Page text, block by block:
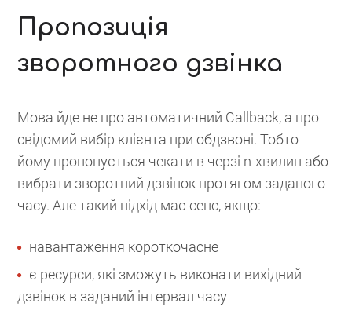
Пропозиція
зворотного дзвінка
Мова йде не про автоматичний Callback, а про
свідомий вибір клієнта при обдзвоні. Тобто
йому пропонується чекати в черзі n-хвилин або
вибрати зворотний дзвінок протягом заданого
часу. Але такий підхід має сенс, якщо:
навантаження короткочасне
є ресурси, які зможуть виконати вихідний
дзвінок в заданий інтервал часу